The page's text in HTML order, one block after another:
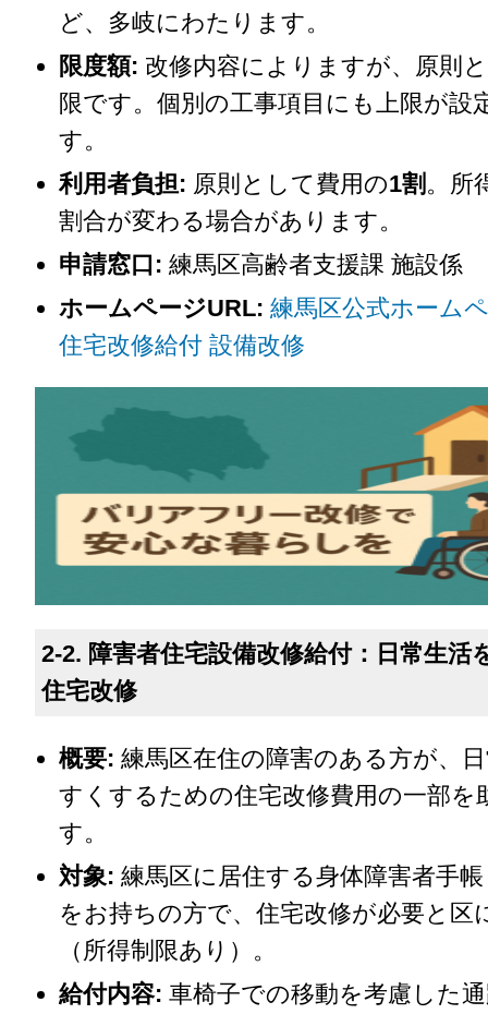
ど、多岐にわたります。
限度額: 改修内容によりますが、原則
限です。個別の工事項目にも上限が設
す。
利用者負担: 原則として費用の1割 。所
割合が変わる場合があります。
申請窓口: 練馬区高齢者支援課 施設係
ホームページURL: 練馬区公式ホーム
住宅改修給付 設備改修
2-2. 障害者住宅設備改修給付：日常生活
住宅改修
概要: 練馬区在住の障害のある方が、
すくするための住宅改修費用の一部を
す。
対象: 練馬区に居住する身体障害者手
をお持ちの方で、住宅改修が必要と区
（所得制限あり）。
給付内容: 車椅子での移動を考慮した